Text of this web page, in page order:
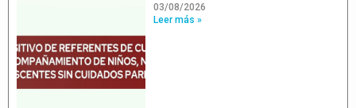
03/08/2026
Leer más »